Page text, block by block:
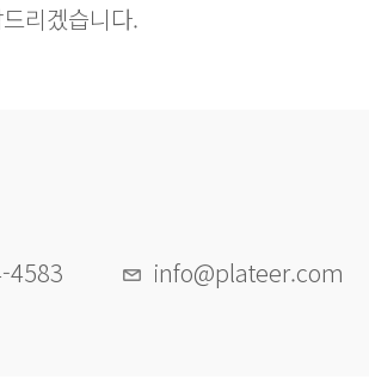
리겠습니다.
4583 info@plateer.com